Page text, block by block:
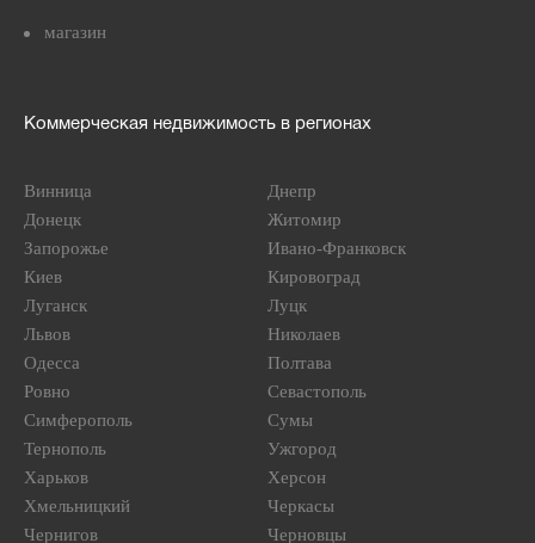
магазин
Коммерческая недвижимость в регионах
Винница
Днепр
Донецк
Житомир
Запорожье
Ивано-Франковск
Киев
Кировоград
Луганск
Луцк
Львов
Николаев
Одесса
Полтава
Ровно
Севастополь
Симферополь
Сумы
Тернополь
Ужгород
Харьков
Херсон
Хмельницкий
Черкасы
Чернигов
Черновцы